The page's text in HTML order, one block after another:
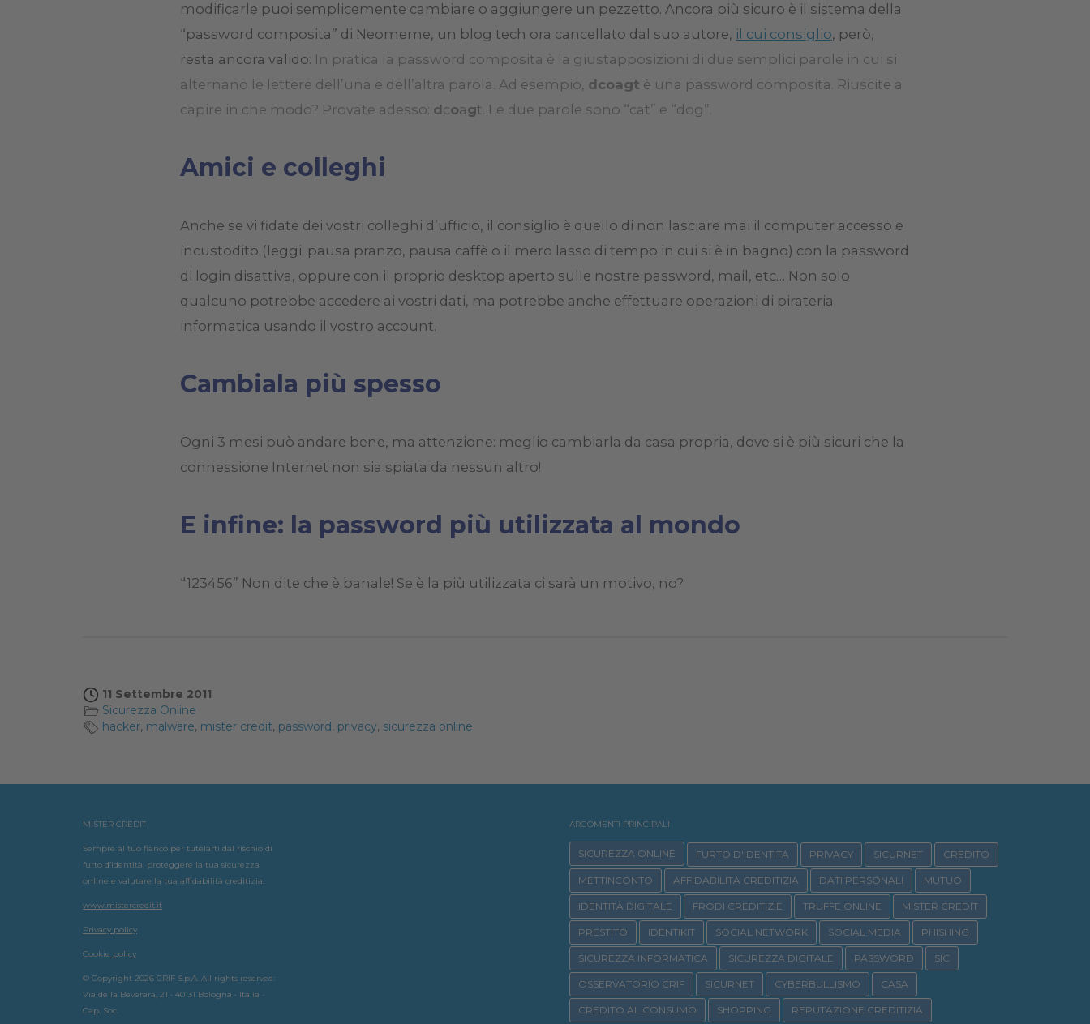
modificarle puoi semplicemente cambiare o aggiungere un pezzetto. Ancora più sicuro è il sistema della
“password composita” di Neomeme, un blog tech ora cancellato dal suo autore, il cui consiglio, però,
resta ancora valido: In pratica la password composita è la giustapposizioni di due semplici parole in cui si
alternano le lettere dell’una e dell’altra parola. Ad esempio, dcoagt è una password composita. Riuscite a
capire in che modo? Provate adesso: dcoagt. Le due parole sono “cat” e “dog”.
Amici e colleghi
Anche se vi fidate dei vostri colleghi d’ufficio, il consiglio è quello di non lasciare mai il computer accesso e
incustodito (leggi: pausa pranzo, pausa caffè o il mero lasso di tempo in cui si è in bagno) con la password
di login disattiva, oppure con il proprio desktop aperto sulle nostre password, mail, etc… Non solo
qualcuno potrebbe accedere ai vostri dati, ma potrebbe anche effettuare operazioni di pirateria
informatica usando il vostro account.
Cambiala più spesso
Ogni 3 mesi può andare bene, ma attenzione: meglio cambiarla da casa propria, dove si è più sicuri che la
connessione Internet non sia spiata da nessun altro!
E infine: la password più utilizzata al mondo
“123456” Non dite che è banale! Se è la più utilizzata ci sarà un motivo, no?
11 Settembre 2011
Sicurezza Online
hacker, malware, mister credit, password, privacy, sicurezza online
MISTER CREDIT
Sempre al tuo fianco per tutelarti dal rischio di
furto d’identità, proteggere la tua sicurezza
online e valutare la tua affidabilità creditizia.
www.mistercredit.it
Privacy policy
Cookie policy
© Copyright 2026 CRIF S.p.A. All rights reserved:
Via della Beverara, 21 • 40131 Bologna • Italia -
Cap. Soc.
ARGOMENTI PRINCIPALI
SICUREZZA ONLINE FURTO D'IDENTITÀ PRIVACY SICURNET CREDITO
METTINCONTO AFFIDABILITÀ CREDITIZIA DATI PERSONALI MUTUO
IDENTITÀ DIGITALE FRODI CREDITIZIE TRUFFE ONLINE MISTER CREDIT
PRESTITO IDENTIKIT SOCIAL NETWORK SOCIAL MEDIA PHISHING
SICUREZZA INFORMATICA SICUREZZA DIGITALE PASSWORD SIC
OSSERVATORIO CRIF SICURNET CYBERBULLISMO CASA
CREDITO AL CONSUMO SHOPPING REPUTAZIONE CREDITIZIA